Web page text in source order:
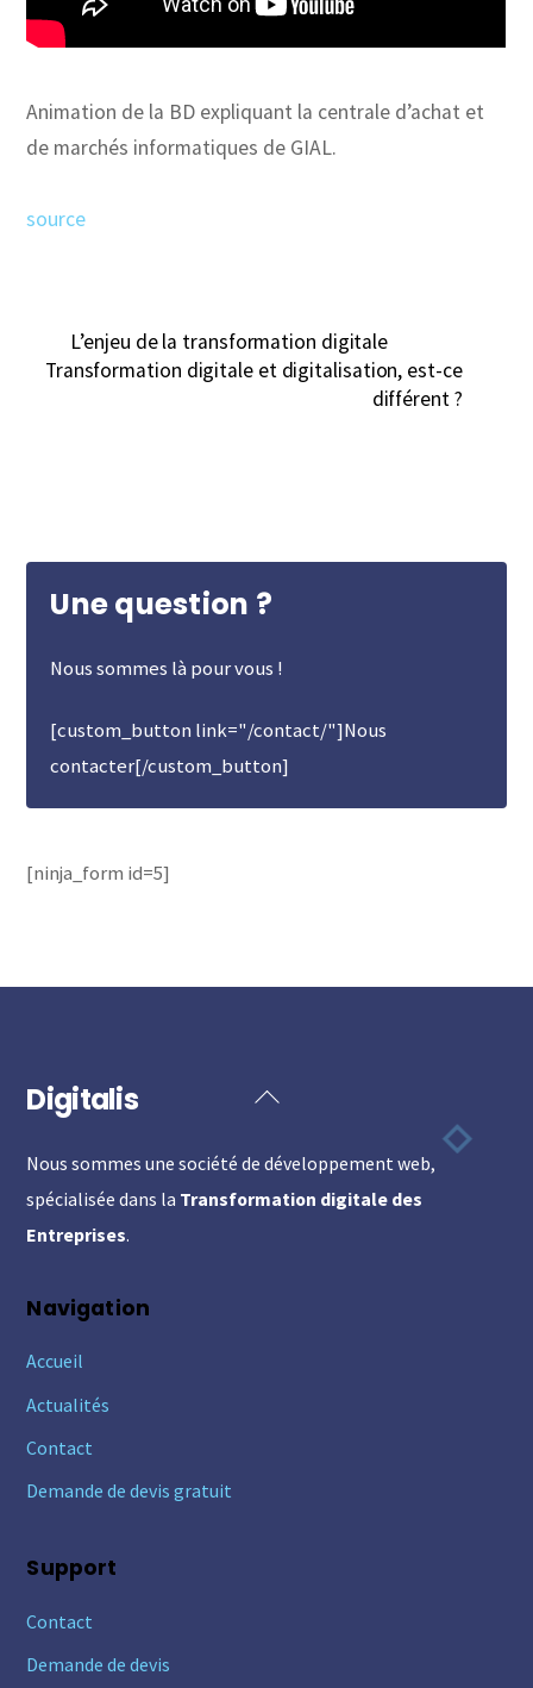
Animation de la BD expliquant la centrale d’achat et
de marchés informatiques de GIAL.
source
L’enjeu de la transformation digitale
Transformation digitale et digitalisation, est-ce
différent ?
Une question ?
Nous sommes là pour vous !
[custom_button link="/contact/"]Nous
contacter[/custom_button]
[ninja_form id=5]
Back
Top
Digitalis
Nous sommes une société de développement web,
spécialisée dans la Transformation digitale des
Entreprises.
Navigation
Accueil
Actualités
Contact
Demande de devis gratuit
Support
Contact
Demande de devis